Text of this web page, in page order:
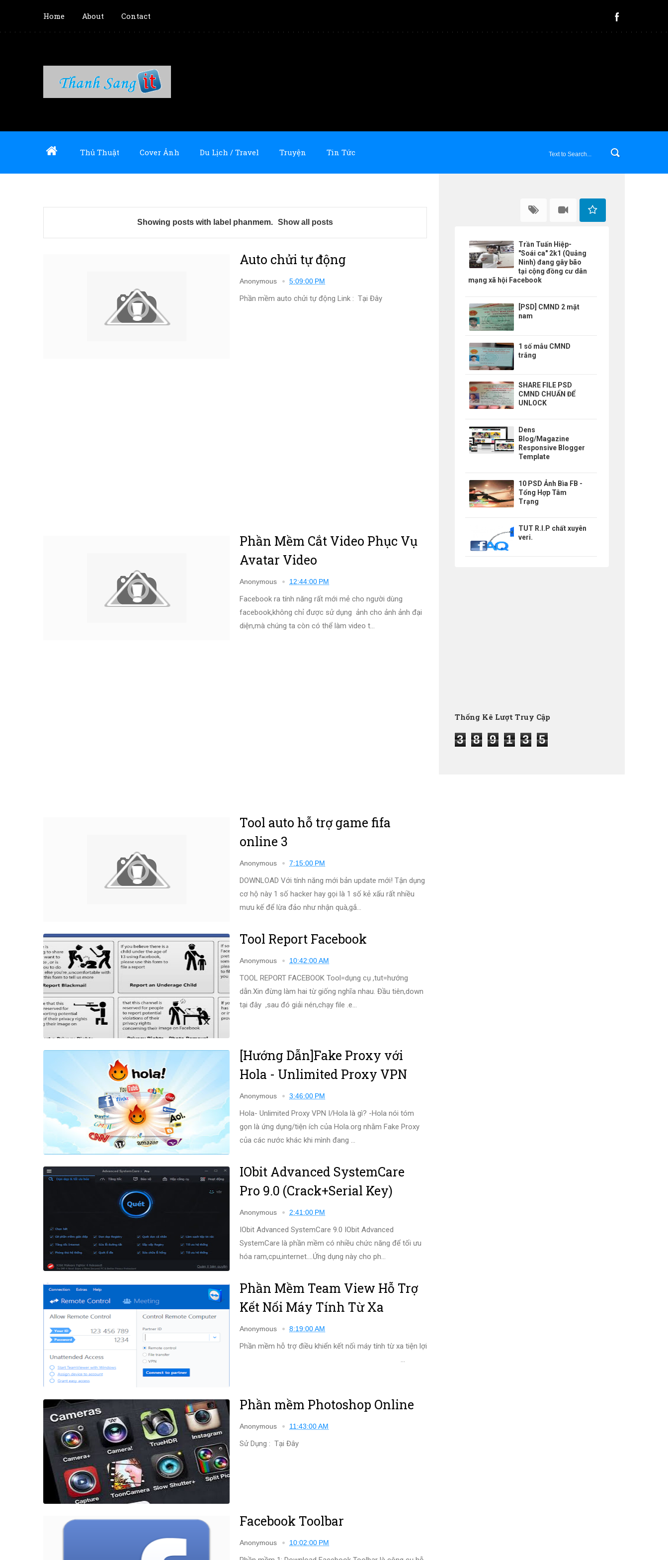
Home About Contact
Thủ Thuật Cover Ảnh Du Lịch / Travel Truyện Tin Tức
Showing posts with label phanmem. Show all posts
Auto chửi tự động
Anonymous 5:09:00 PM
Phần mềm auto chửi tự động Link : Tại Đây
Phần Mềm Cắt Video Phục Vụ
Avatar Video
Anonymous 12:44:00 PM
Facebook ra tính năng rất mới mẻ cho người dùng
facebook,không chỉ được sử dụng ảnh cho ảnh ảnh đại
diện,mà chúng ta còn có thể làm video t...
Tool auto hỗ trợ game fifa
online 3
Anonymous 7:15:00 PM
DOWNLOAD Với tính năng mới bản update mới! Tận dụng
cơ hộ này 1 số hacker hay gọi là 1 số kẻ xấu rất nhiều
mưu kế để lừa đảo như nhận quà,gắ...
Tool Report Facebook
Anonymous 10:42:00 AM
TOOL REPORT FACEBOOK Tool=dụng cụ ,tut=hướng
dẫn.Xin đừng làm hai từ giống nghĩa nhau. Đầu tiên,down
tại đây ,sau đó giải nén,chạy file .e...
[Hướng Dẫn]Fake Proxy với
Hola - Unlimited Proxy VPN
Anonymous 3:46:00 PM
Hola- Unlimited Proxy VPN I/Hola là gì? -Hola nói tóm
gọn là ứng dụng/tiện ích của Hola.org nhằm Fake Proxy
của các nước khác khi mình đang ...
IObit Advanced SystemCare
Pro 9.0 (Crack+Serial Key)
Anonymous 2:41:00 PM
IObit Advanced SystemCare 9.0 IObit Advanced
SystemCare là phần mềm có nhiều chức năng để tối ưu
hóa ram,cpu,internet....Ứng dụng này cho ph...
Phần Mềm Team View Hỗ Trợ
Kết Nối Máy Tính Từ Xa
Anonymous 8:19:00 AM
Phần mềm hỗ trợ điều khiển kết nối máy tính từ xa tiện lợi
...
Phần mềm Photoshop Online
Anonymous 11:43:00 AM
Sử Dụng : Tại Đây
Facebook Toolbar
Anonymous 10:02:00 PM
Trần Tuấn Hiệp-
"Soái ca" 2k1 (Quảng
Ninh) đang gây bão
tại cộng đồng cư dân
mạng xã hội Facebook
[PSD] CMND 2 mặt
nam
1 số mẫu CMND
trắng
SHARE FILE PSD
CMND CHUẨN ĐỂ
UNLOCK
Dens
Blog/Magazine
Responsive Blogger
Template
10 PSD Ảnh Bìa FB -
Tổng Hợp Tâm
Trạng
TUT R.I.P chất xuyên
veri.
Thống Kê Lượt Truy Cập
3 8 9 1 3 5